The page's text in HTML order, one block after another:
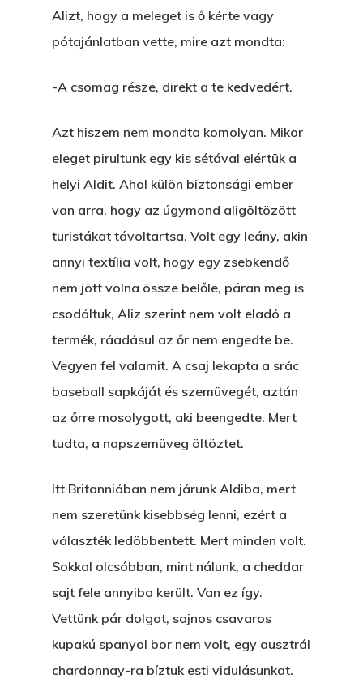
Alizt, hogy a meleget is ő kérte vagy
pótajánlatban vette, mire azt mondta:
-A csomag része, direkt a te kedvedért.
Azt hiszem nem mondta komolyan. Mikor
eleget pirultunk egy kis sétával elértük a
helyi Aldit. Ahol külön biztonsági ember
van arra, hogy az úgymond aligöltözött
turistákat távoltartsa. Volt egy leány, akin
annyi textília volt, hogy egy zsebkendő
nem jött volna össze belőle, páran meg is
csodáltuk, Aliz szerint nem volt eladó a
termék, ráadásul az őr nem engedte be.
Vegyen fel valamit. A csaj lekapta a srác
baseball sapkáját és szemüvegét, aztán
az őrre mosolygott, aki beengedte. Mert
tudta, a napszemüveg öltöztet.
Itt Britanniában nem járunk Aldiba, mert
nem szeretünk kisebbség lenni, ezért a
választék ledöbbentett. Mert minden volt.
Sokkal olcsóbban, mint nálunk, a cheddar
sajt fele annyiba került. Van ez így.
Vettünk pár dolgot, sajnos csavaros
kupakú spanyol bor nem volt, egy ausztrál
chardonnay-ra bíztuk esti vidulásunkat.